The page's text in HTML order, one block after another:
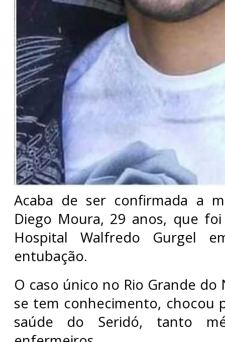
Acaba de ser confirmada a
Diego Moura, 29 anos, que
Hospital Walfredo Gurgel
entubação.
O caso único no Rio Grande
se tem conhecimento, chocou
saúde do Seridó, tanto